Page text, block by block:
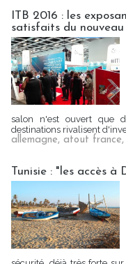
ITB 2016 : les
satisfaits du nouveau
salon n'est ouvert que
destinations rivalisent
allemagne, atout france,
Tunisie : "les accès